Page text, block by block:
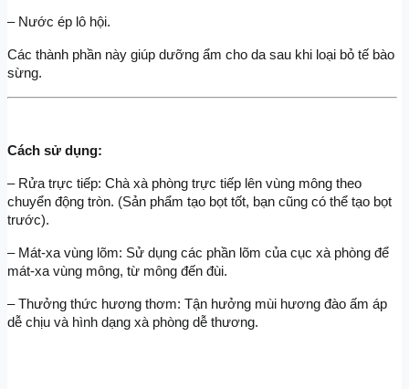
– Nước ép lô hội.
Các thành phần này giúp dưỡng ẩm cho da sau khi loại bỏ tế bào
sừng.
Cách sử dụng:
– Rửa trực tiếp: Chà xà phòng trực tiếp lên vùng mông theo
chuyển động tròn. (Sản phẩm tạo bọt tốt, bạn cũng có thể tạo bọt
trước).
– Mát-xa vùng lõm: Sử dụng các phần lõm của cục xà phòng để
mát-xa vùng mông, từ mông đến đùi.
– Thưởng thức hương thơm: Tận hưởng mùi hương đào ấm áp
dễ chịu và hình dạng xà phòng dễ thương.